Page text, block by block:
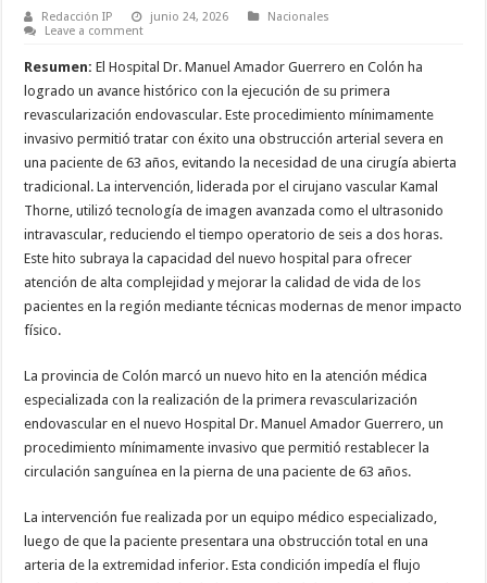
Redacción IP junio 24, 2026
Nacionales
Leave a comment
Resumen: El Hospital Dr. Manuel Amador Guerrero en Colón ha
logrado un avance histórico con la ejecución de su primera
revascularización endovascular. Este procedimiento mínimamente
invasivo permitió tratar con éxito una obstrucción arterial severa en
una paciente de 63 años, evitando la necesidad de una cirugía abierta
tradicional. La intervención, liderada por el cirujano vascular Kamal
Thorne, utilizó tecnología de imagen avanzada como el ultrasonido
intravascular, reduciendo el tiempo operatorio de seis a dos horas.
Este hito subraya la capacidad del nuevo hospital para ofrecer
atención de alta complejidad y mejorar la calidad de vida de los
pacientes en la región mediante técnicas modernas de menor impacto
físico.
La provincia de Colón marcó un nuevo hito en la atención médica
especializada con la realización de la primera revascularización
endovascular en el nuevo Hospital Dr. Manuel Amador Guerrero, un
procedimiento mínimamente invasivo que permitió restablecer la
circulación sanguínea en la pierna de una paciente de 63 años.
La intervención fue realizada por un equipo médico especializado,
luego de que la paciente presentara una obstrucción total en una
arteria de la extremidad inferior. Esta condición impedía el flujo